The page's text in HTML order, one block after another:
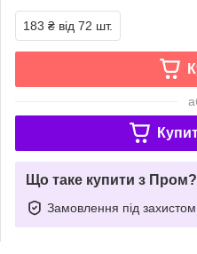
183 ₴ від 72 шт.
Що таке купити з Пром?
Замовлення під захистом